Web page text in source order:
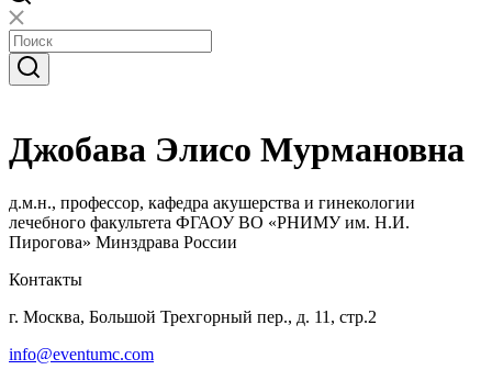
Джобава Элисо Мурмановна
д.м.н., профессор, кафедра акушерства и гинекологии
лечебного факультета ФГАОУ ВО «РНИМУ им. Н.И.
Пирогова» Минздрава России
Контакты
г. Москва, Большой Трехгорный пер., д. 11, стр.2
info@eventumc.com